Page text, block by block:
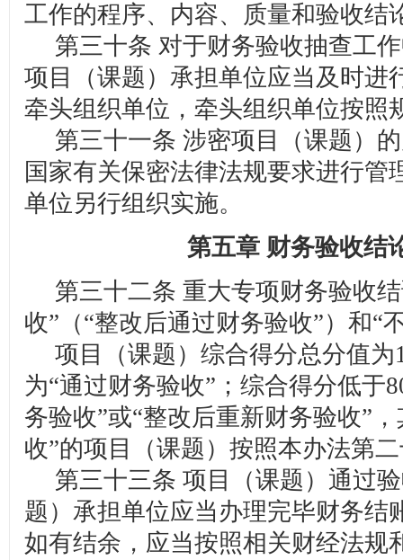
工作的程序、内容、质量和验收结
第三十条 对于财务验收抽查工
项目（课题）承担单位应当及时进
牵头组织单位，牵头组织单位按照
第三十一条 涉密项目（课题）
国家有关保密法律法规要求进行管
单位另行组织实施。
第五章 财务验收结
第三十二条 重大专项财务验收
收”（“整改后通过财务验收”）和“
项目（课题）综合得分总分值为
为“通过财务验收”；综合得分低于
务验收”或“整改后重新财务验收”
收”的项目（课题）按照本办法第
第三十三条 项目（课题）通过
题）承担单位应当办理完毕财务结
如有结余，应当按照相关财经法规